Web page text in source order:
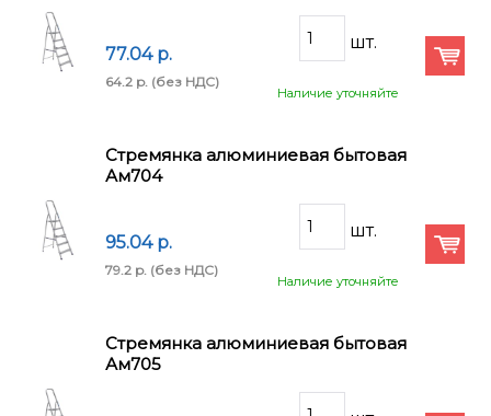
77.04 p.
64.2 p. (без НДС)
Наличие уточняйте
Стремянка алюминиевая бытовая
Ам704
95.04 p.
79.2 p. (без НДС)
Наличие уточняйте
Стремянка алюминиевая бытовая
Ам705